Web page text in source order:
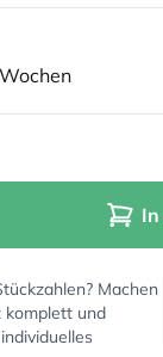
Machen
komplett und